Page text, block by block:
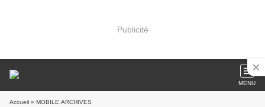
Publicité
MENU
Accueil » MOBILE.ARCHIVES